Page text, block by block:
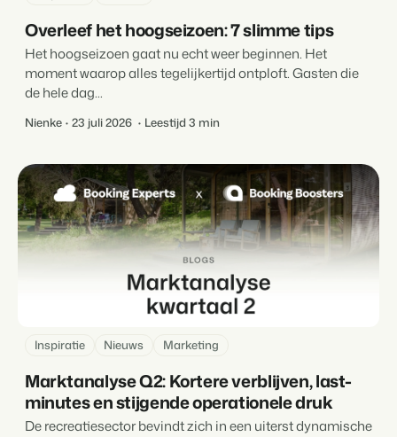
Overleef het hoogseizoen: 7 slimme tips
Het hoogseizoen gaat nu echt weer beginnen. Het
moment waarop alles tegelijkertijd ontploft. Gasten die
de hele dag...
Nienke 23 juli 2026 Leestijd 3 min
Inspiratie Nieuws Marketing
Marktanalyse Q2: Kortere verblijven, last-
minutes en stijgende operationele druk
De recreatiesector bevindt zich in een uiterst dynamische